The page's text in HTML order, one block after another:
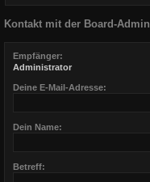
Kontakt mit der Board-
Empfänger:
Administrator
Deine E-Mail-Adresse:
Dein Name:
Betreff: